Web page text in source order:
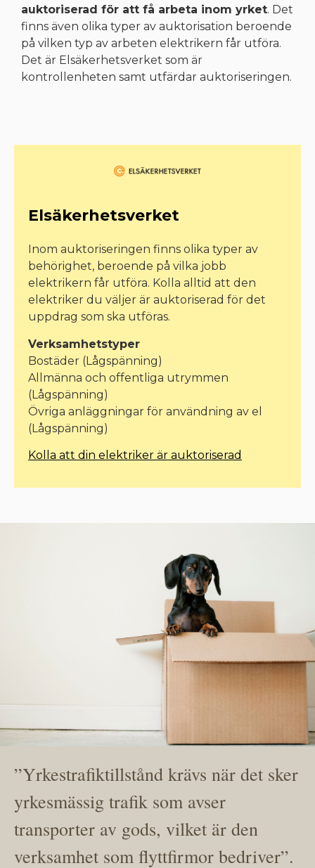
auktoriserad för att få arbeta inom yrket. Det
finns även olika typer av auktorisation beroende
på vilken typ av arbeten elektrikern får utföra.
Det är Elsäkerhetsverket som är
kontrollenheten samt utfärdar auktoriseringen.
Elsäkerhetsverket
Inom auktoriseringen finns olika typer av
behörighet, beroende på vilka jobb
elektrikern får utföra. Kolla alltid att den
elektriker du väljer är auktoriserad för det
uppdrag som ska utföras.
Verksamhetstyper
Bostäder (Lågspänning)
Allmänna och offentliga utrymmen
(Lågspänning)
Övriga anläggningar för användning av el
(Lågspänning)
Kolla att din elektriker är auktoriserad
”Yrkestrafiktillstånd krävs när det sker
yrkesmässig trafik som avser
transporter av gods, vilket är den
verksamhet som flyttfirmor bedriver”.